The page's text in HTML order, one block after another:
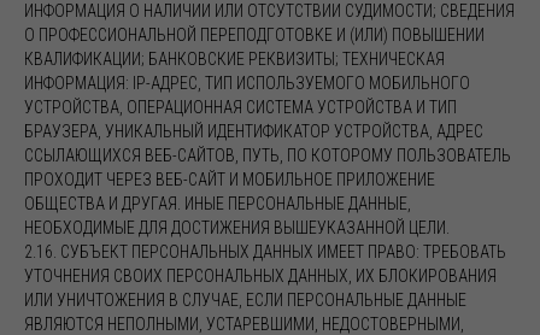
ИНФОРМАЦИЯ О НАЛИЧИИ ИЛИ ОТСУТСТВИИ СУДИМОСТИ; СВЕДЕНИЯ
О ПРОФЕССИОНАЛЬНОЙ ПЕРЕПОДГОТОВКЕ И (ИЛИ) ПОВЫШЕНИИ
КВАЛИФИКАЦИИ; БАНКОВСКИЕ РЕКВИЗИТЫ; ТЕХНИЧЕСКАЯ
ИНФОРМАЦИЯ: IP-АДРЕС, ТИП ИСПОЛЬЗУЕМОГО МОБИЛЬНОГО
УСТРОЙСТВА, ОПЕРАЦИОННАЯ СИСТЕМА УСТРОЙСТВА И ТИП
БРАУЗЕРА, УНИКАЛЬНЫЙ ИДЕНТИФИКАТОР УСТРОЙСТВА, АДРЕС
ССЫЛАЮЩИХСЯ ВЕБ-САЙТОВ, ПУТЬ, ПО КОТОРОМУ ПОЛЬЗОВАТЕЛЬ
ПРОХОДИТ ЧЕРЕЗ ВЕБ-САЙТ И МОБИЛЬНОЕ ПРИЛОЖЕНИЕ
ОБЩЕСТВА И ДРУГАЯ. ИНЫЕ ПЕРСОНАЛЬНЫЕ ДАННЫЕ,
НЕОБХОДИМЫЕ ДЛЯ ДОСТИЖЕНИЯ ВЫШЕУКАЗАННОЙ ЦЕЛИ.
2.16. СУБЪЕКТ ПЕРСОНАЛЬНЫХ ДАННЫХ ИМЕЕТ ПРАВО: ТРЕБОВАТЬ
УТОЧНЕНИЯ СВОИХ ПЕРСОНАЛЬНЫХ ДАННЫХ, ИХ БЛОКИРОВАНИЯ
ИЛИ УНИЧТОЖЕНИЯ В СЛУЧАЕ, ЕСЛИ ПЕРСОНАЛЬНЫЕ ДАННЫЕ
ЯВЛЯЮТСЯ НЕПОЛНЫМИ, УСТАРЕВШИМИ, НЕДОСТОВЕРНЫМИ,